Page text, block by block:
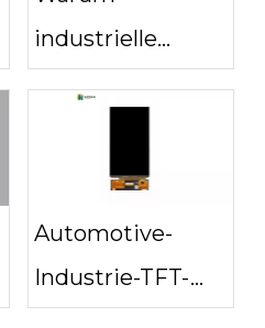
industrielle
Touchpanels die
immer verändern
Automotive-
Industrie-TFT-